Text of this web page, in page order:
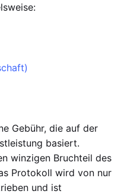
Gebühr, die auf der
basiert.
winzigen Bruchteil des
Protokoll wird von nur
und ist